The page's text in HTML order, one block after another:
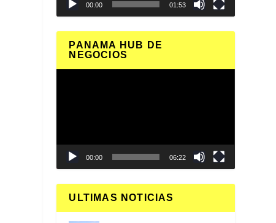
00:00 01:53
PANAMA HUB DE
NEGOCIOS
00:00 06:22
ULTIMAS NOTICIAS